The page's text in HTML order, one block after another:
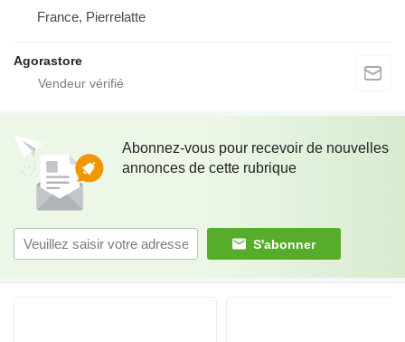
France, Pierrelatte
Agorastore
Abonnez-vous pour recevoir de nouvelles
annonces de cette rubrique
S'abonner